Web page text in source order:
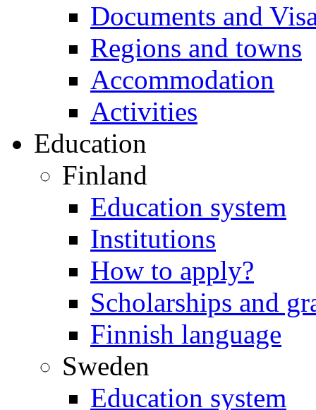
Documents and
Regions and towns
Accommodation
Activities
Education
Finland
Education system
Institutions
How to apply?
Scholarships and
Finnish language
Sweden
Education system